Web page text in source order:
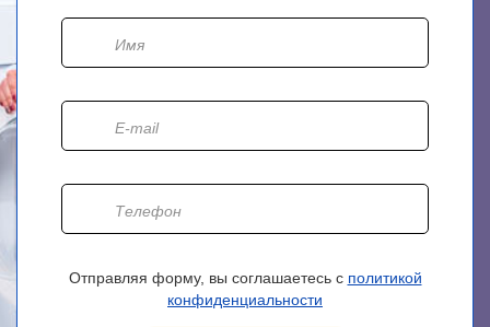
Отправляя форму, вы соглашаетесь с политикой
конфиденциальности